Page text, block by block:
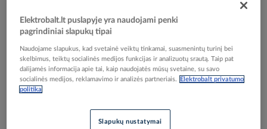
the
images
Elektrobalt prekės kodas
EAN kodas
4012195597797
Gamintojo prekės kodas
2204991
Elektrobalt.lt puslapyje yra naudojami penki
pagrindiniai slapukų tipai
Naudojame slapukus, kad svetainė veiktų tinkamai, suasmenintų turinį bei
skelbimus, teiktų socialinės medijos funkcijas ir analizuotų srautą. Taip pat
dalijamės informacija apie tai, kaip naudojatės mūsų svetaine, su savo
socialinės medijos, reklamavimo ir analizės partneriais.
Elektrobalt privatumo
politika
Slapukų nustatymai